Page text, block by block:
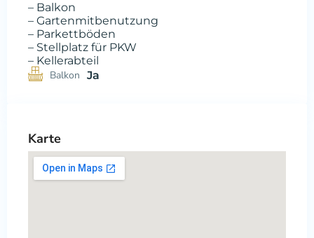
– Balkon
– Gartenmitbenutzung
– Parkettböden
– Stellplatz für PKW
– Kellerabteil
Balkon Ja
Karte